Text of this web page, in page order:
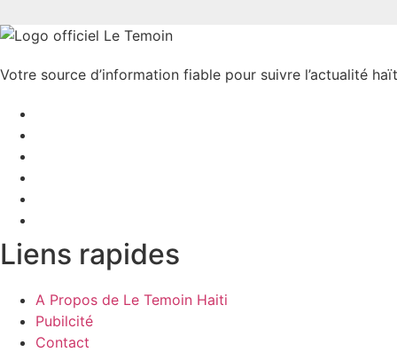
Votre source d’information fiable pour suivre l’actualité
Liens rapides
A Propos de Le Temoin Haiti
Pubilcité
Contact